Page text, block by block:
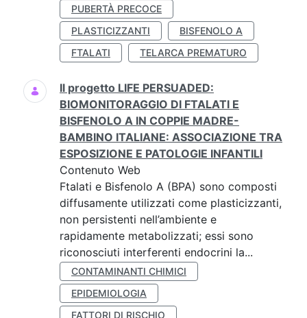
PUBERTÀ PRECOCE
PLASTICIZZANTI
BISFENOLO A
FTALATI
TELARCA PREMATURO
Il progetto LIFE PERSUADED:
BIOMONITORAGGIO DI FTALATI E
BISFENOLO A IN COPPIE MADRE-
BAMBINO ITALIANE: ASSOCIAZIONE TRA
ESPOSIZIONE E PATOLOGIE INFANTILI
Contenuto Web
Ftalati e Bisfenolo A (BPA) sono composti
diffusamente utilizzati come plasticizzanti,
non persistenti nell’ambiente e
rapidamente metabolizzati; essi sono
riconosciuti interferenti endocrini la...
CONTAMINANTI CHIMICI
EPIDEMIOLOGIA
FATTORI DI RISCHIO